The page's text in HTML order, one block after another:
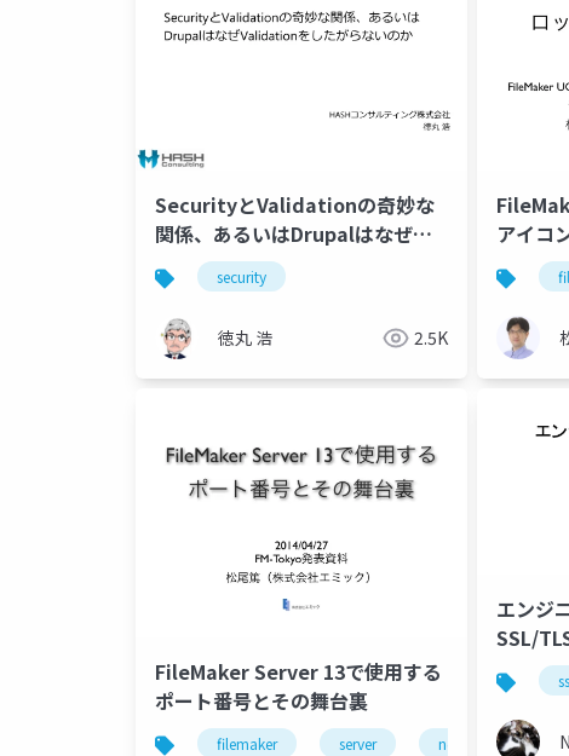
SecurityとValidationの奇妙な
関係、あるいはDrupalはなぜ
Validationをしたがらないのか
security
徳丸 浩 2.5K
アイコ
FileMaker Server 13で使用する
ポート番号とその舞台裏
filemaker server network ssl
エンジ
SSL/